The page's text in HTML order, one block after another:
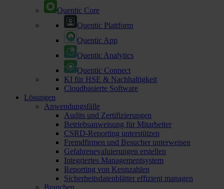
Quentic Core
Quentic Plattform
Quentic App
Quentic Analytics
Quentic Connect
KI für HSE & Nachhaltigkeit
Cloudbasierte Software
Lösungen
Anwendungsfälle
Audits und Zertifizierungen
Betriebsanweisung für Mitarbeiter
CSRD-Reporting unterstützen
Fremdfirmen und Besucher unterweisen
Gefahrenevaluierungen erstellen
Integriertes Managementsystem
Reporting von Kennzahlen
Sicherheitsdatenblätter effizient managen
Branchen